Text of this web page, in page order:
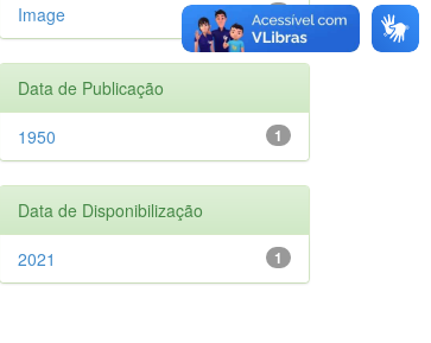
1
Image
Data de Publicação
1
1950
Data de Disponibilização
1
2021